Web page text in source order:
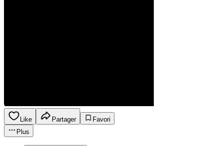
Like Partager
Favori
Plus